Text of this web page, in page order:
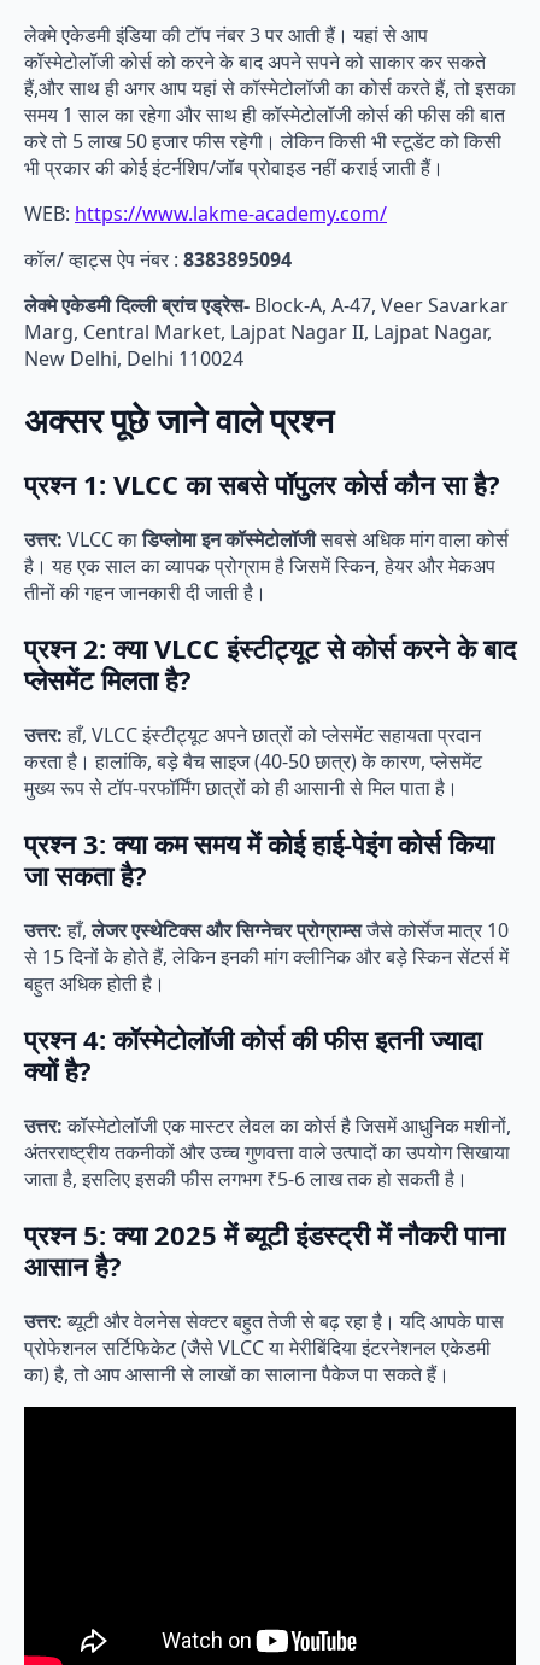
लेक्मे एकेडमी इंडिया की टॉप नंबर 3 पर आती हैं। यहां से आप
कॉस्मेटोलॉजी कोर्स को करने के बाद अपने सपने को साकार कर सकते
हैं,और साथ ही अगर आप यहां से कॉस्मेटोलॉजी का कोर्स करते हैं, तो इसका
समय 1 साल का रहेगा और साथ ही कॉस्मेटोलॉजी कोर्स की फीस की बात
करे तो 5 लाख 50 हजार फीस रहेगी। लेकिन किसी भी स्टूडेंट को किसी
भी प्रकार की कोई इंटर्नशिप/जॉब प्रोवाइड नहीं कराई जाती हैं।
WEB: https://www.lakme-academy.com/
कॉल/ व्हाट्स ऐप नंबर : 8383895094
लेक्मे एकेडमी दिल्ली ब्रांच एड्रेस- Block-A, A-47, Veer Savarkar
Marg, Central Market, Lajpat Nagar II, Lajpat Nagar,
New Delhi, Delhi 110024
अक्सर पूछे जाने वाले प्रश्न
प्रश्न 1: VLCC का सबसे पॉपुलर कोर्स कौन सा है?
उत्तर: VLCC काडिप्लोमा इन कॉस्मेटोलॉजीसबसे अधिक मांग वाला कोर्स
है। यह एक साल का व्यापक प्रोग्राम है जिसमें स्किन, हेयर और मेकअप
तीनों की गहन जानकारी दी जाती है।
प्रश्न 2: क्या VLCC इंस्टीट्यूट से कोर्स करने के बाद
प्लेसमेंट मिलता है?
उत्तर:हाँ, VLCC इंस्टीट्यूट अपने छात्रों को प्लेसमेंट सहायता प्रदान
करता है। हालांकि, बड़े बैच साइज (40-50 छात्र) के कारण, प्लेसमेंट
मुख्य रूप से टॉप-परफॉर्मिंग छात्रों को ही आसानी से मिल पाता है।
प्रश्न 3: क्या कम समय में कोई हाई-पेइंग कोर्स किया
जा सकता है?
उत्तर:हाँ,लेजर एस्थेटिक्स और सिग्नेचर प्रोग्राम्सजैसे कोर्सेज मात्र 10
से 15 दिनों के होते हैं, लेकिन इनकी मांग क्लीनिक और बड़े स्किन सेंटर्स में
बहुत अधिक होती है।
प्रश्न 4: कॉस्मेटोलॉजी कोर्स की फीस इतनी ज्यादा
क्यों है?
उत्तर:कॉस्मेटोलॉजी एक मास्टर लेवल का कोर्स है जिसमें आधुनिक मशीनों,
अंतरराष्ट्रीय तकनीकों और उच्च गुणवत्ता वाले उत्पादों का उपयोग सिखाया
जाता है, इसलिए इसकी फीस लगभग ₹5-6 लाख तक हो सकती है।
प्रश्न 5: क्या 2025 में ब्यूटी इंडस्ट्री में नौकरी पाना
आसान है?
उत्तर:ब्यूटी और वेलनेस सेक्टर बहुत तेजी से बढ़ रहा है। यदि आपके पास
प्रोफेशनल सर्टिफिकेट (जैसे VLCC या मेरीबिंदिया इंटरनेशनल एकेडमी
का) है, तो आप आसानी से लाखों का सालाना पैकेज पा सकते हैं।